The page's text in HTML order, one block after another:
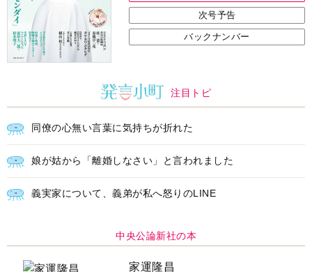
次号予告
バックナンバー
注目トピ
同僚の心無い言葉に気持ちが折れた
娘が姑から「離婚しなさい」と言われました
義実家について、義弟が私へ怒りのLINE
中央公論新社の本
家運隆昌